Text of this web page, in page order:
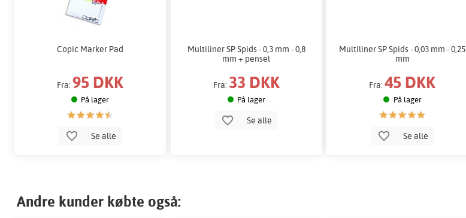
Copic Marker Pad
Fra: 95 DKK
På lager
Se alle
Multiliner SP Spids - 0,3 mm - 0,8
mm + pensel
Fra: 33 DKK
På lager
Se alle
Multiliner SP Spids - 0,03 mm - 0,25
mm
Fra:45 DKK
På lager
Se alle
Andre kunder købte også: